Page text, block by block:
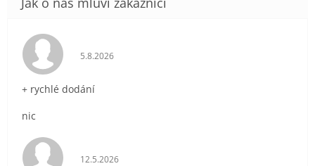
Hodnocení obchodu je 5 z 5 hvězdiček.
5.8.2026
+ rychlé dodání
nic
Hodnocení obchodu je 5 z 5 hvězdiček.
12.5.2026